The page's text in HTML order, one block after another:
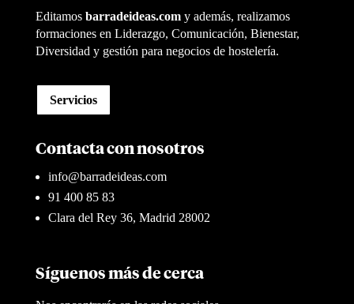
Editamosbarradeideas.com y además, realizamos
formaciones en Liderazgo, Comunicación, Bienestar,
Diversidad y gestión para negocios de hostelería.
Servicios
Contacta con nosotros
info@barradeideas.com
91 400 85 83
Clara del Rey 36, Madrid 28002
Síguenos más de cerca